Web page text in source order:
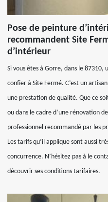
Pose de peinture
recommandent Site
d’intérieur
Si vous êtes à Gorre, dans le
confier à Site Fermé. C’est un
une prestation de qualité. Que ce
ou dans le cadre d’une rénovation
professionnel recommandé par les
Les tarifs qu’il applique sont aussi
concurrence. N’hésitez pas à le
découvrir ses conditions tarifaires.